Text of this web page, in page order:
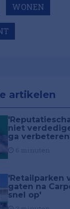
WONEN
artikelen
niet
ga
'Retailparken
gaten na
snel op'